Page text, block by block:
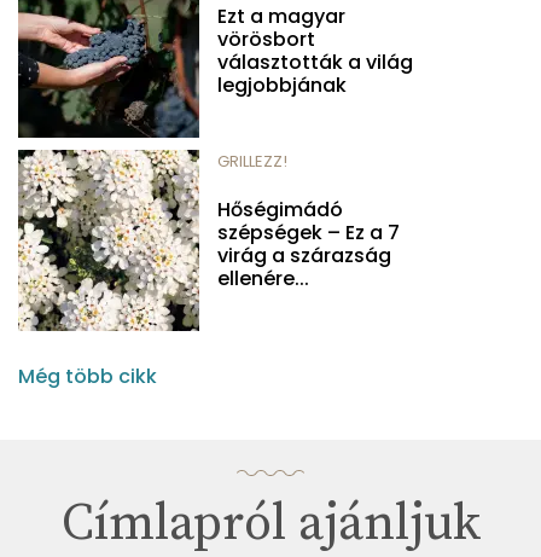
Ezt a magyar
vörösbort
választották a világ
legjobbjának
GRILLEZZ!
Hőségimádó
szépségek – Ez a 7
virág a szárazság
ellenére...
Még több cikk
Címlapról ajánljuk